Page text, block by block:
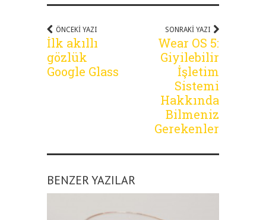
ÖNCEKI YAZI
İlk akıllı
gözlük
Google Glass
SONRAKI YAZI
Wear OS 5:
Giyilebilir
İşletim
Sistemi
Hakkında
Bilmeniz
Gerekenler
BENZER YAZILAR